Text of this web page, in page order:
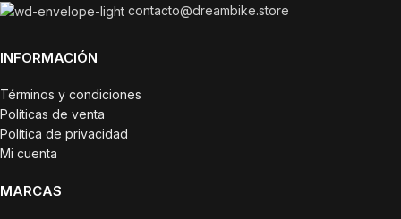
contacto@dreambike.store
INFORMACIÓN
Términos y condiciones
Políticas de venta
Política de privacidad
Mi cuenta
MARCAS